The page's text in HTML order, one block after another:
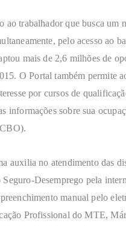
ao trabalhador que busca um
pelo acesso ao
mais de 2,6 milhões de
O Portal também permite
por cursos de
informações sobre sua
auxilia no atendimento das
Desemprego pela
manual pelo
Profissional do MTE,